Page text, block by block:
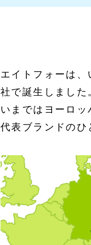
エイトフォーは
社で誕生しました
いまではヨーロ
代表ブランドのひ